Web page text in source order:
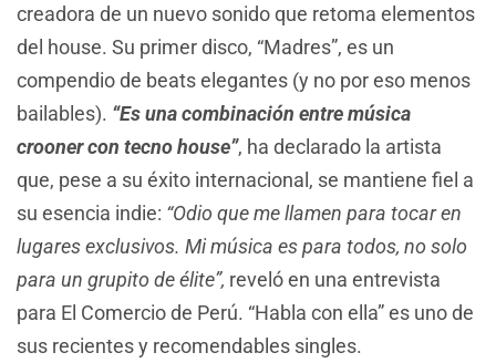
creadora de un nuevo sonido que retoma elementos
del house. Su primer disco, “Madres”, es un
compendio de beats elegantes (y no por eso menos
bailables). “Es una combinación entre música
crooner con tecno house”, ha declarado la artista
que, pese a su éxito internacional, se mantiene fiel a
su esencia indie: “Odio que me llamen para tocar en
lugares exclusivos. Mi música es para todos, no solo
para un grupito de élite”, reveló en una entrevista
para El Comercio de Perú. “Habla con ella” es uno de
sus recientes y recomendables singles.